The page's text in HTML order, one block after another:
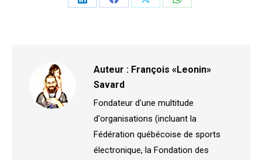
PartagerPartagerPartagerPartager
Auteur : François «Leonin»
Savard
Fondateur d'une multitude
d'organisations (incluant la
Fédération québécoise de sports
électronique, la Fondation des